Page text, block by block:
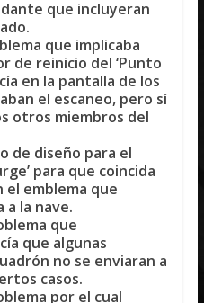
que incluyeran
que implicaba
de reinicio del ‘Punto
en la pantalla de los
el escaneo, pero sí
otros miembros del
de diseño para el
para que coincida
emblema que
a la nave.
que
que algunas
no se enviaran a
casos.
por el cual